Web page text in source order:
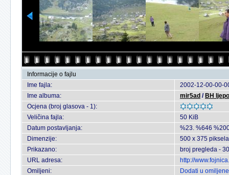
Informacije o fajlu
Ime fajla:
2002-12-00-00-
Ime albuma:
mir5ad / BH
Ocjena (broj glasova - 1):
Veličina fajla:
50 KiB
Datum postavljanja:
%23. %646
Dimenzije:
500 x 375 piksela
Prikazano:
broj pregleda -
URL adresa:
http://
Omiljeni:
Dodati u omiljene